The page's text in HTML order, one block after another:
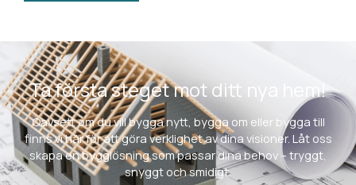
Ta första steget mot ditt nya hem!
Oavsett om du vill bygga nytt, bygga om eller bygga till
finns vi här för att göra verklighet av dina visioner. Låt oss
skapa en bygglösning som passar dina behov – tryggt,
snyggt och smidigt.